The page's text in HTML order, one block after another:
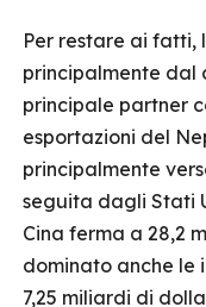
Per restare ai fatti,
principalmente dal
principale partner
esportazioni del
principalmente
seguita dagli Stati
Cina ferma a 28,2
dominato anche le
7,25 miliardi di